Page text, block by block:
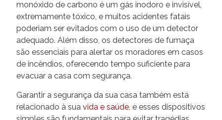
monóxido de carbono é um gás inodoro e invisível,
extremamente tóxico, e muitos acidentes fatais
poderiam ser evitados com o uso de um detector
adequado. Além disso, os detectores de fumaça
são essenciais para alertar os moradores em casos
de incêndios, oferecendo tempo suficiente para
evacuar a casa com segurança.
Garantir a segurança da sua casa também está
relacionado à sua vida e saúde, e esses dispositivos